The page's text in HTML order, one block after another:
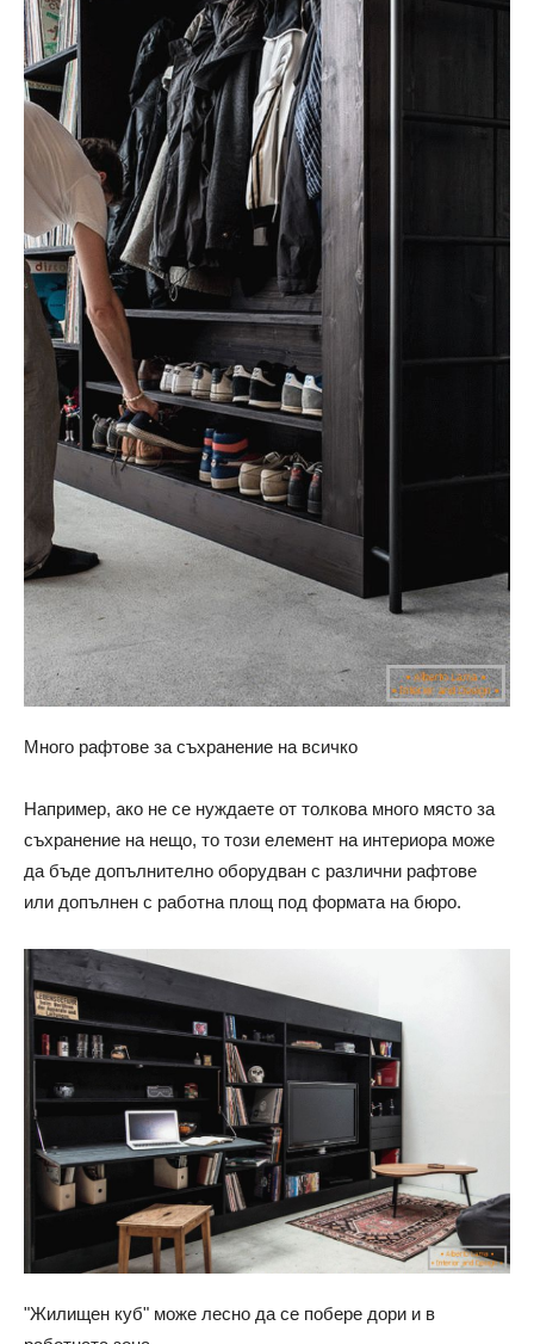
Много рафтове за съхранение на всичко
Например, ако не се нуждаете от толкова много място за
съхранение на нещо, то този елемент на интериора може
да бъде допълнително оборудван с различни рафтове
или допълнен с работна площ под формата на бюро.
"Жилищен куб" може лесно да се побере дори и в